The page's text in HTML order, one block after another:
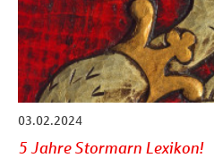
03.02.2024
5 Jahre Stormarn Lexikon!